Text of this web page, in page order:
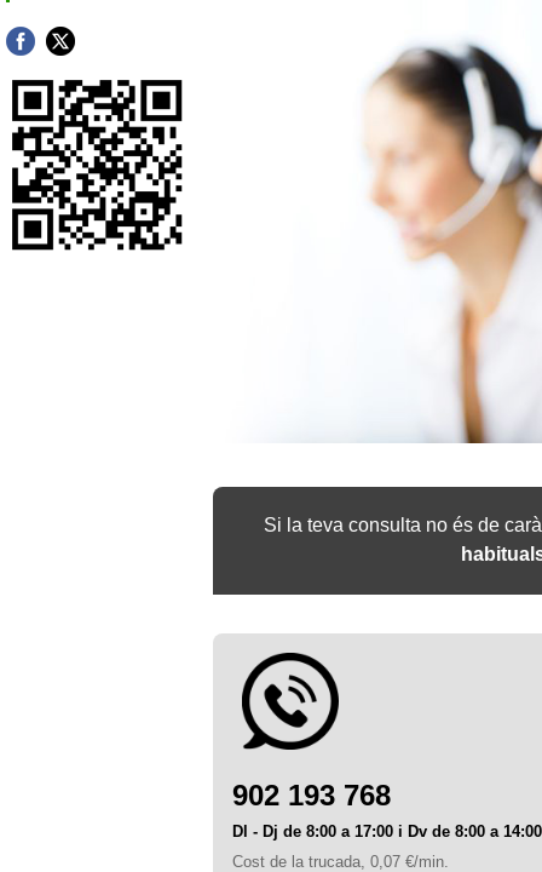
Si la teva consulta no és de
902 193 768
Dl - Dj de 8:00 a 17:00 i Dv de 8:00 a 14:00
Cost de la trucada, 0,07 €/min.